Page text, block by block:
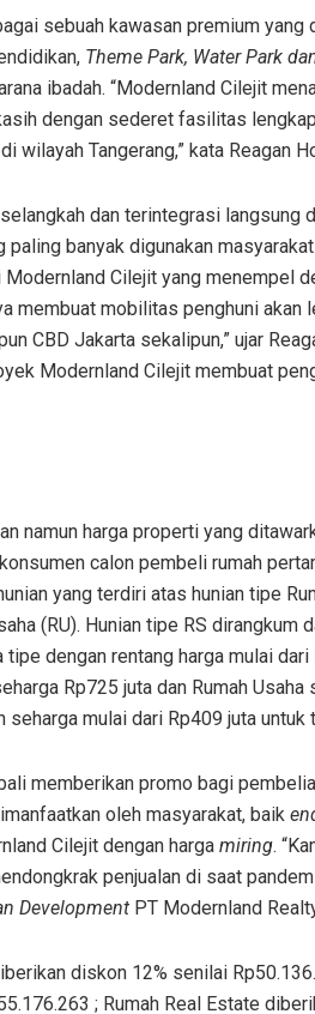
sebuah kawasan premium
Theme Park, Water Park
ibadah. “Modernland Cilejit
dengan sederet fasilitas
wilayah Tangerang,” kata Reagan
dan terintegrasi langsung
paling banyak digunakan
Modernland Cilejit yang menempel
membuat mobilitas penghuni akan
CBD Jakarta sekalipun,” ujar
Modernland Cilejit membuat
namun harga properti yang
calon pembeli rumah
yang terdiri atas hunian tipe
(RU). Hunian tipe RS dirangkum
dengan rentang harga mulai
Rp725 juta dan Rumah
seharga mulai dari Rp409 juta
memberikan promo bagi
oleh masyarakat, baik
Cilejit dengan harga miring.
penjualan di saat
Development PT Modernland
diskon 12% senilai
; Rumah Real Estate